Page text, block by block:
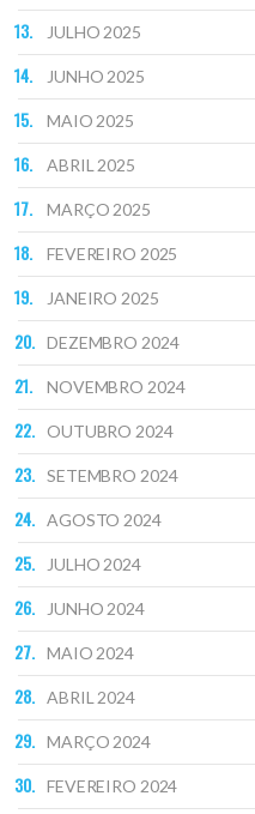
JULHO 2025
JUNHO 2025
MAIO 2025
ABRIL 2025
MARÇO 2025
FEVEREIRO 2025
JANEIRO 2025
DEZEMBRO 2024
NOVEMBRO 2024
OUTUBRO 2024
SETEMBRO 2024
AGOSTO 2024
JULHO 2024
JUNHO 2024
MAIO 2024
ABRIL 2024
MARÇO 2024
FEVEREIRO 2024